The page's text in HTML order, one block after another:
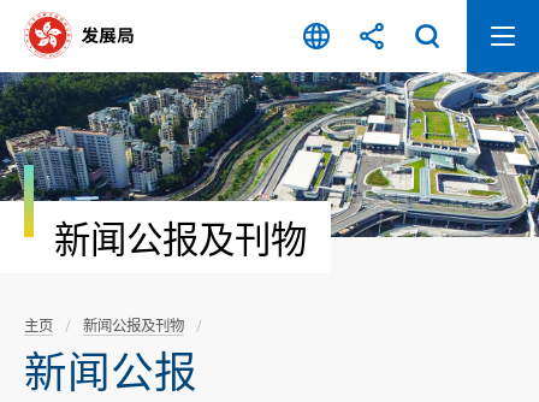
容
开
始
新闻公报及刊物
主页 新闻公报及刊物
新闻公报